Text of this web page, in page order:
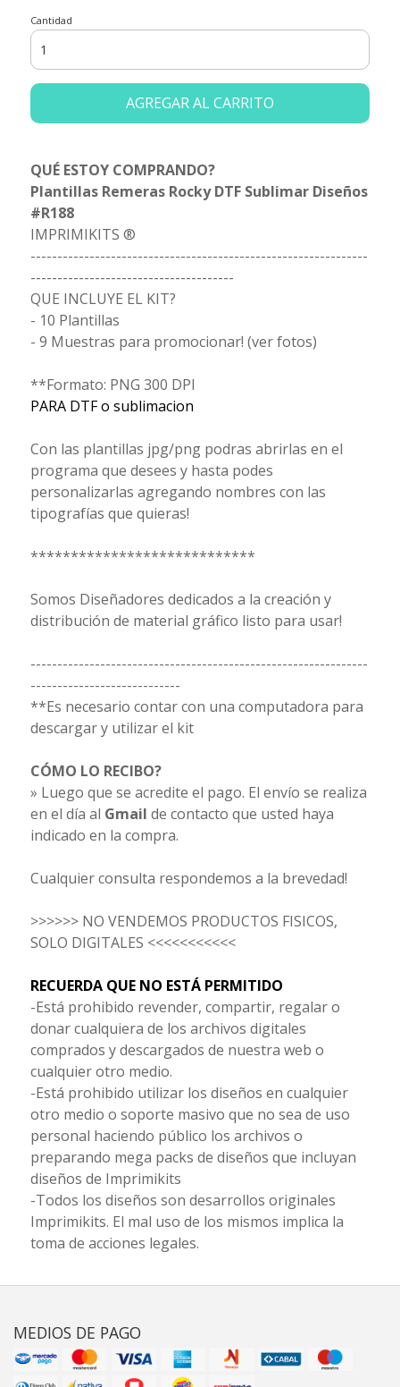
Cantidad
AGREGAR AL CARRITO
QUÉ ESTOY COMPRANDO?
Plantillas Remeras Rocky DTF Sublimar Diseños
#R188
IMPRIMIKITS ®
---------------------------------------------------------------
--------------------------------------
QUE INCLUYE EL KIT?
- 10 Plantillas
- 9 Muestras para promocionar! (ver fotos)
**Formato: PNG 300 DPI
PARA DTF o sublimacion
Con las plantillas jpg/png podras abrirlas en el
programa que desees y hasta podes
personalizarlas agregando nombres con las
tipografías que quieras!
****************************
Somos Diseñadores dedicados a la creación y
distribución de material gráfico listo para usar!
---------------------------------------------------------------
----------------------------
**Es necesario contar con una computadora para
descargar y utilizar el kit
CÓMO LO RECIBO?
» Luego que se acredite el pago. El envío se realiza
en el día al Gmail de contacto que usted haya
indicado en la compra.
Cualquier consulta respondemos a la brevedad!
>>>>>> NO VENDEMOS PRODUCTOS FISICOS,
SOLO DIGITALES <<<<<<<<<<<
RECUERDA QUE NO ESTÁ PERMITIDO
-Está prohibido revender, compartir, regalar o
donar cualquiera de los archivos digitales
comprados y descargados de nuestra web o
cualquier otro medio.
-Está prohibido utilizar los diseños en cualquier
otro medio o soporte masivo que no sea de uso
personal haciendo público los archivos o
preparando mega packs de diseños que incluyan
diseños de Imprimikits
-Todos los diseños son desarrollos originales
Imprimikits. El mal uso de los mismos implica la
toma de acciones legales.
MEDIOS DE PAGO